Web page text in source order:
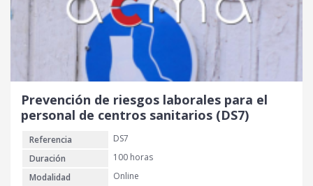
Prevención de riesgos laborales para el
personal de centros sanitarios (DS7)
Referencia
DS7
Duración
100 horas
Modalidad
Online